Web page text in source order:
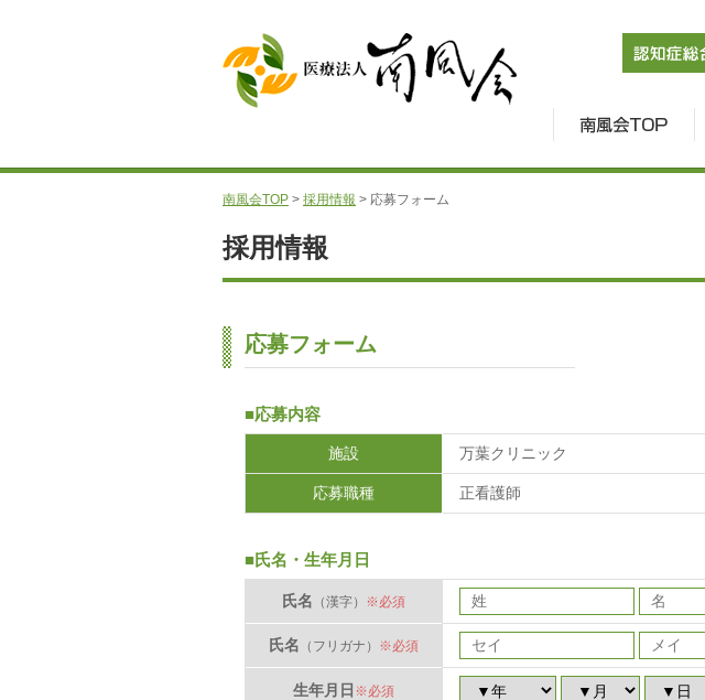
南風会TOP > 採用情報 > 応募フォーム
採用情報
応募フォーム
■応募内容
施設 万葉クリニック
応募職種 正看護師
■氏名・生年月日
氏名 （漢字） ※必須
氏名 （フリガナ） ※必須
生年月日 ※必須